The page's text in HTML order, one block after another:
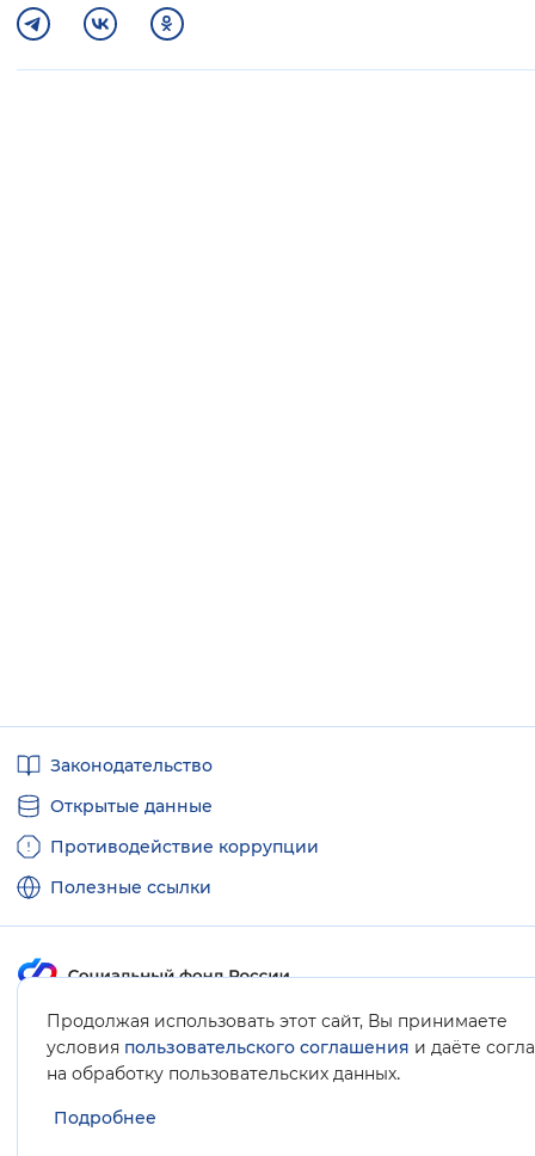
Продолжая использовать этот сайт, Вы принимаете
условия пользовательского соглашения и даёте
на обработку пользовательских данных.
Подробнее
ссылкиЗаконодательство
Открытые данные
Противодействие коррупции
Полезные ссылки
Карта сайта